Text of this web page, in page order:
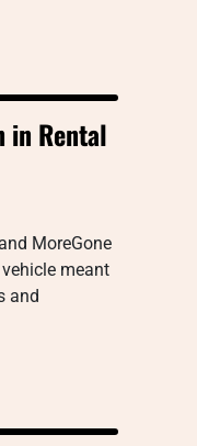
in Rental
MoreGone
meant
and